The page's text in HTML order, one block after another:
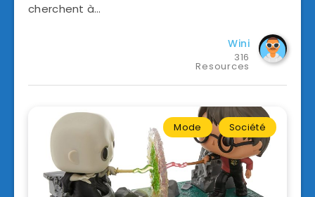
cherchent à…
Wini
316
Resources
Mode Société